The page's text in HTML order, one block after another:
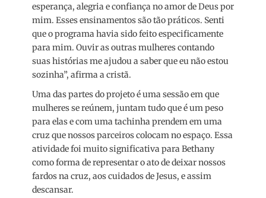
esperança, alegria e confiança no amor de Deus por
mim. Esses ensinamentos são tão práticos. Senti
que o programa havia sido feito especificamente
para mim. Ouvir as outras mulheres contando
suas histórias me ajudou a saber que eu não estou
sozinha”, afirma a cristã.
Uma das partes do projeto é uma sessão em que
mulheres se reúnem, juntam tudo que é um peso
para elas e com uma tachinha prendem em uma
cruz que nossos parceiros colocam no espaço. Essa
atividade foi muito significativa para Bethany
como forma de representar o ato de deixar nossos
fardos na cruz, aos cuidados de Jesus, e assim
descansar.